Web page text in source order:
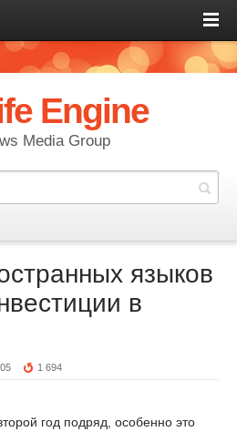
Engine
Media Group
языков
в
1 694
год подряд, особенно это